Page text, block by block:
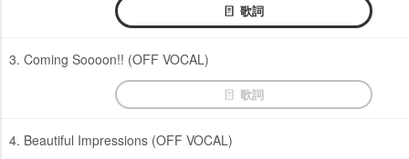
歌詞
3. Coming Soooon!! (OFF VOCAL)
歌詞
4. Beautiful Impressions (OFF VOCAL)